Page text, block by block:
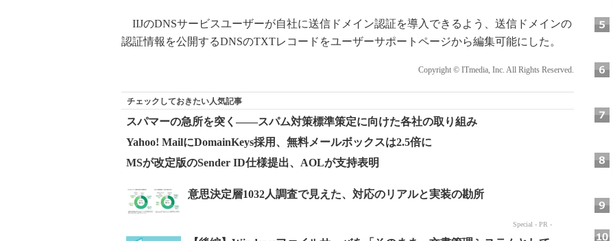
IIJのDNSサービスユーザーが自社に送信ドメイン認証を導入できるよう、送信ドメインの
認証情報を公開するDNSのTXTレコードをユーザーサポートページから編集可能にした。
Copyright © ITmedia, Inc. All Rights Reserved.
チェックしておきたい人気記事
スパマーの急所を突く――スパム対策標準策定に向けた各社の取り組み
Yahoo! MailにDomainKeys採用、無料メールボックスは2.5倍に
MSが改定版のSender ID仕様提出、AOLが支持表明